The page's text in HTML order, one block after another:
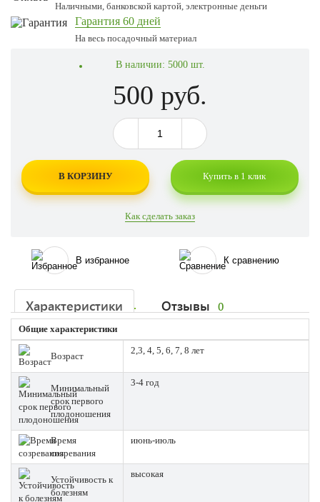
Наличными, банковской картой, электронные деньги
Гарантия 60 дней
На весь посадочный материал
В наличии: 5000 шт.
500 руб.
В КОРЗИНУ Купить в 1 клик
Как сделать заказ
В избранное К сравнению
Характеристики Отзывы 0
Общие характеристики
Возраст
2,3, 4, 5, 6, 7, 8 лет
Минимальный
срок первого
плодоношения
3-4 год
Время
созревания
июнь-июль
Устойчивость к
болезням
высокая